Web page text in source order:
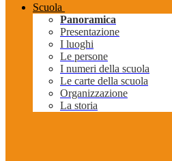
Scuola
Panoramica
Presentazione
I luoghi
Le persone
I numeri della scuola
Le carte della scuola
Organizzazione
La storia